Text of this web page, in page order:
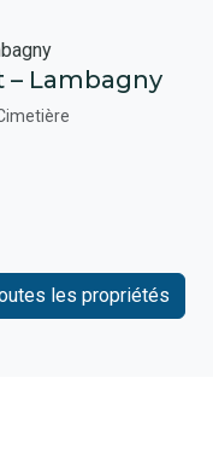
Lambagny
les propriétés